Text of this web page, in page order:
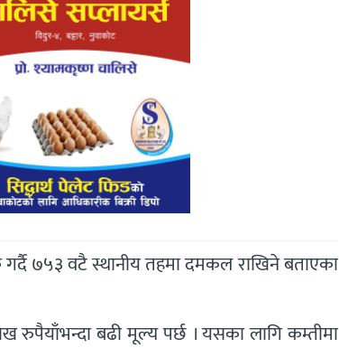
७५३ वटै स्थानीय तहमा दमकल राखिने बताएका
बढी मूल्य पर्छ । यसका लागि कम्तीमा